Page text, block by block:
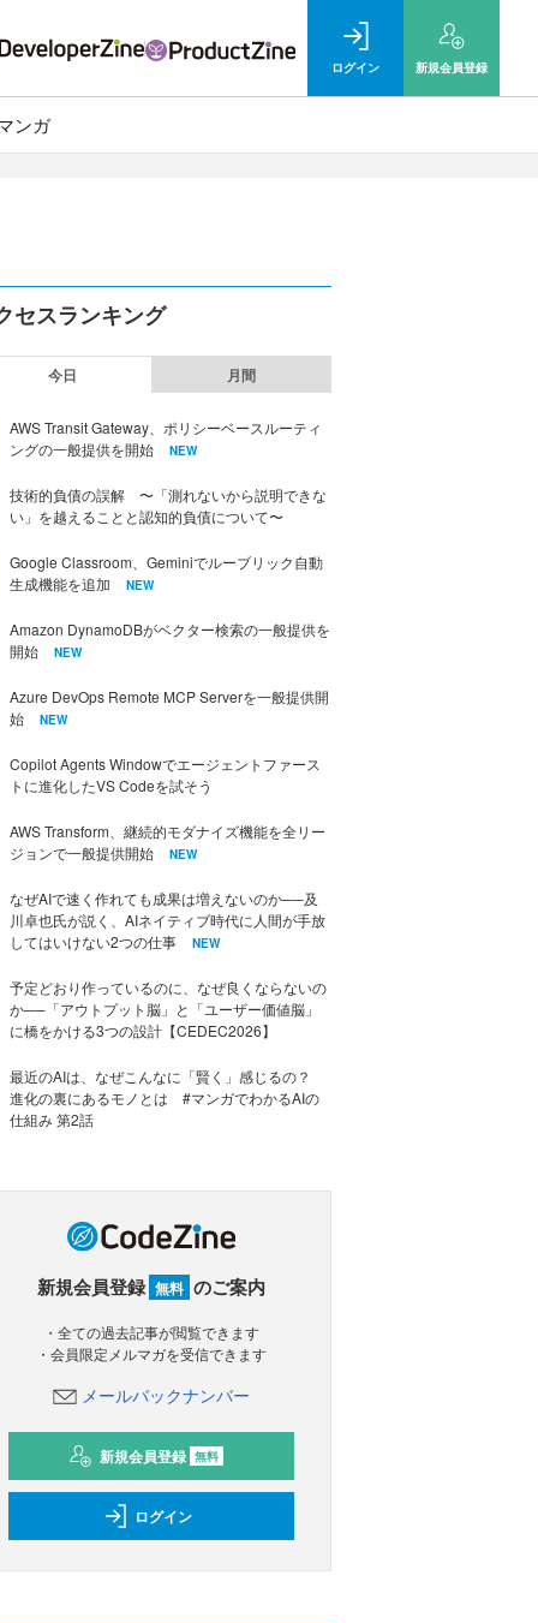
ログイン 新規会員登録
ンガ
セスランキング
今日 月間
AWS Transit Gateway、ポリシーベースルーティ
ングの一般提供を開始
NEW
技術的負債の誤解 〜「測れないから説明できな
い」を越えることと認知的負債について〜
Google Classroom、Geminiでルーブリック自動
生成機能を追加
NEW
Amazon DynamoDBがベクター検索の一般提供を
開始
NEW
Azure DevOps Remote MCP Serverを一般提供開
始
NEW
Copilot Agents Windowでエージェントファース
トに進化したVS Codeを試そう
AWS Transform、継続的モダナイズ機能を全リー
ジョンで一般提供開始
NEW
なぜAIで速く作れても成果は増えないのか──及
川卓也氏が説く、AIネイティブ時代に人間が手放
してはいけない2つの仕事
NEW
予定どおり作っているのに、なぜ良くならないの
か──「アウトプット脳」と「ユーザー価値脳」
に橋をかける3つの設計【CEDEC2026】
最近のAIは、なぜこんなに「賢く」感じるの？
進化の裏にあるモノとは #マンガでわかるAIの
仕組み 第2話
新規会員登録 無料 のご案内
・全ての過去記事が閲覧できます
・会員限定メルマガを受信できます
メールバックナンバー
新規会員登録 無料
ログイン